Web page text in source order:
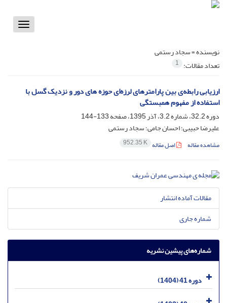
Toggle
نویسنده =سجاد رستمی
تعداد مقالات: 1
ارزیابی رابطه‌ی بین پارامترهای لرزه‌ای حوزه های دور و نزدیک گسل با
استفاده از مفهوم همبستگی
دوره 32.2، شماره 3.2، آذر 1395، صفحه
133-144
علیرضا حبیبی؛ احسان جامی؛ سجاد رستمی
مشاهده مقاله اصل مقاله 952.35 K
مقالات آماده انتشار
شماره جاری
شماره‌های پیشین نشریه
دوره 41 (1404)